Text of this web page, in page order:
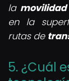
la
en la
rutas de
5. ¿Cuál